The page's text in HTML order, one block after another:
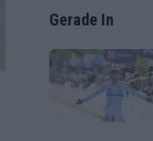
Gerade In